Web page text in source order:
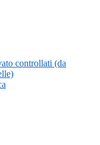
controllati (da